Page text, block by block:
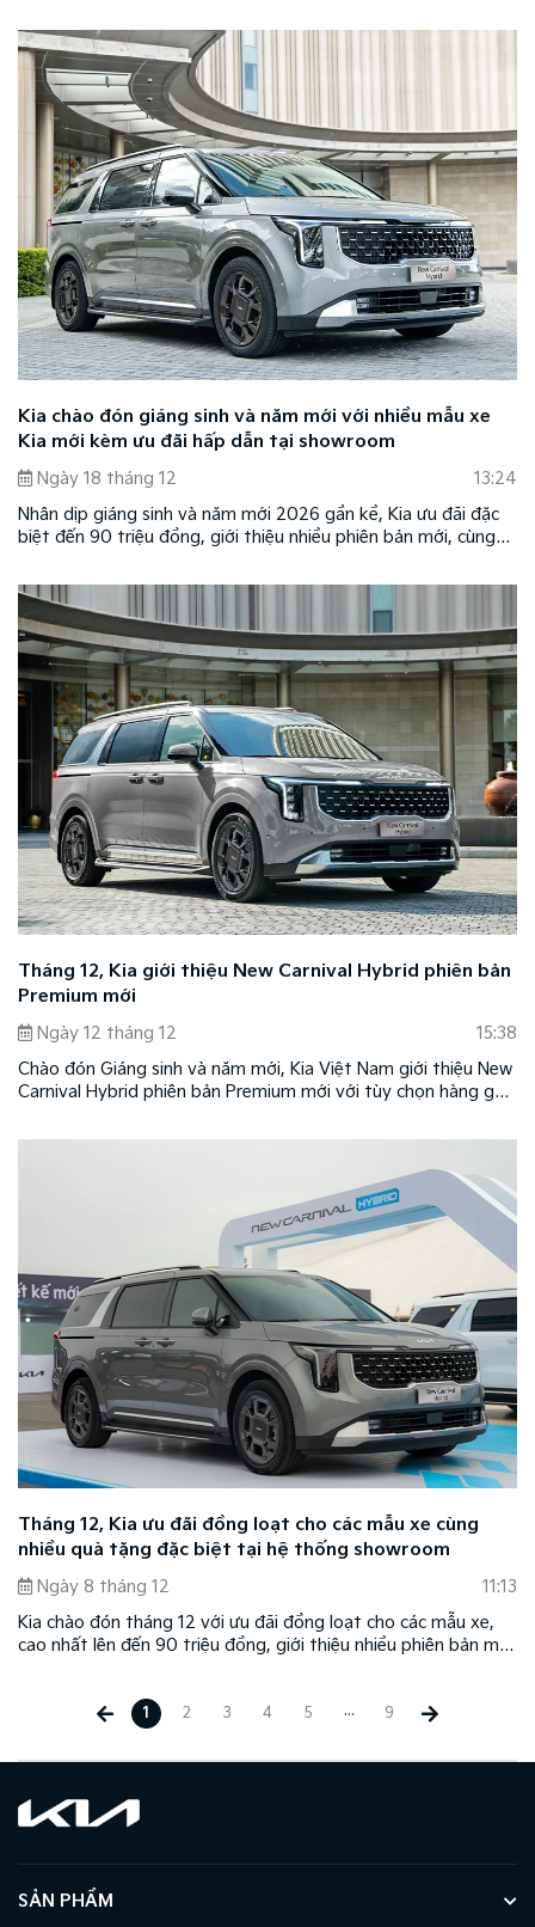
Kia chào đón giáng sinh và năm mới với nhiều mẫu xe
Kia mới kèm ưu đãi hấp dẫn tại showroom
Ngày 18 tháng 12
13:24
Nhân dịp giáng sinh và năm mới 2026 gần kề, Kia ưu đãi đặc
biệt đến 90 triệu đồng, giới thiệu nhiều phiên bản mới, cùng
quà tặng hấp dẫn tại hệ thống showroom Kia trên toàn quốc.
Tháng 12, Kia giới thiệu New Carnival Hybrid phiên bản
Premium mới
Ngày 12 tháng 12
15:38
Chào đón Giáng sinh và năm mới, Kia Việt Nam giới thiệu New
Carnival Hybrid phiên bản Premium mới với tùy chọn hàng ghế
riêng tùy chọn màu nội thất mới sang trọng và đẳng cấp.
Tháng 12, Kia ưu đãi đồng loạt cho các mẫu xe cùng
nhiều quà tặng đặc biệt tại hệ thống showroom
Ngày 8 tháng 12
11:13
Kia chào đón tháng 12 với ưu đãi đồng loạt cho các mẫu xe,
cao nhất lên đến 90 triệu đồng, giới thiệu nhiều phiên bản mới
trên toàn quốc. 1 2 3 4 5 ... 9
SẢN PHẨM